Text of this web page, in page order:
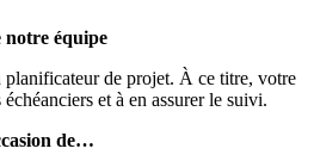
équipe
planificateur de projet. À ce titre, votre
et à en assurer le suivi.
de…